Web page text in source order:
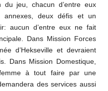
du jeu, chacun d’entre eux
annexes, deux défis et un
aucun d’entre eux ne fait
Dans Mission Forces
d’Hekseville et devraient
Dans Mission Domestique,
à tout faire par une
des services aussi